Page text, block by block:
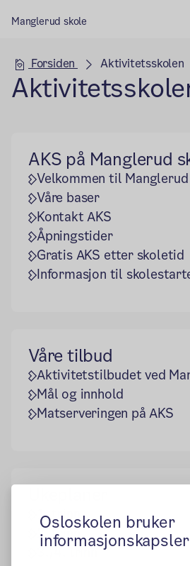
Osloskolen bruker
informasjonskapsler
Manglerud skole
Hovedseksjon
Forsiden Aktivitetsskolen
AKS på Manglerud
Velkommen til Manglerud
Våre baser
Kontakt AKS
Åpningstider
Gratis AKS etter skoletid
Informasjon til
Våre tilbud
Aktivitetstilbudet ved
Mål og innhold
Matserveringen på AKS
1. trinn
2. trinn
3./4. trinn